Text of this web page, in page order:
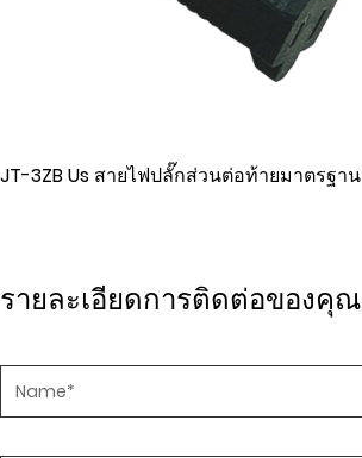
JT2001 สายไฟมาตรฐานยุโรป
รายละเอียดการติดต่อของคุณ